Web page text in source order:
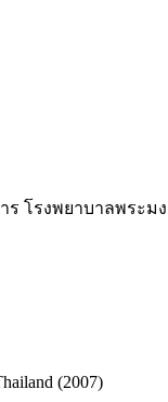
โรงพยาบาลพระม
(2007)